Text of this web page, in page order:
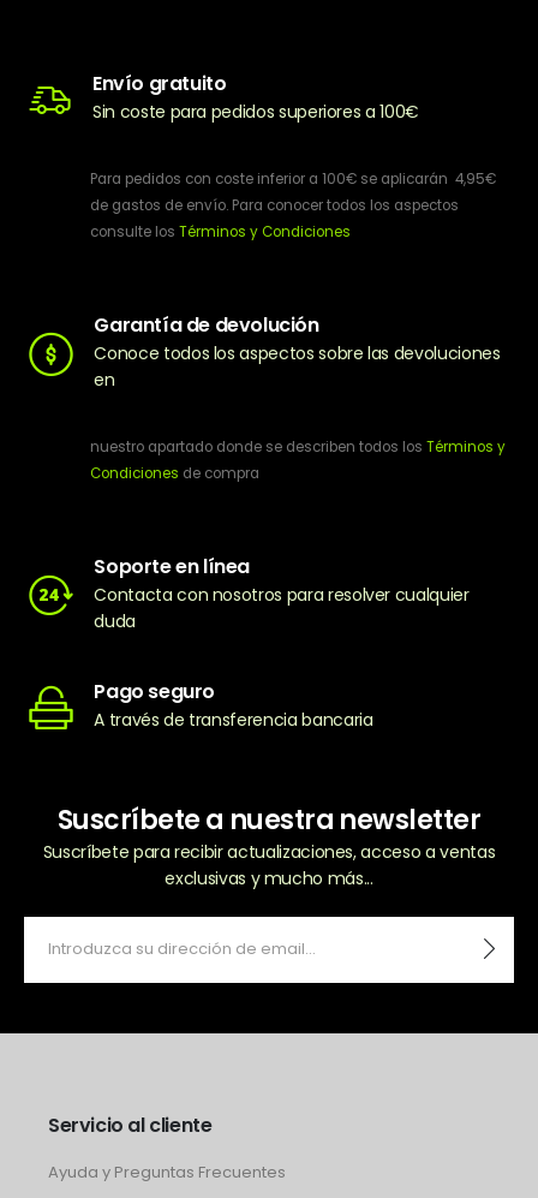
Envío gratuito
Sin coste para pedidos superiores a 100€
Para pedidos con coste inferior a 100€ se aplicarán 4,95€
de gastos de envío. Para conocer todos los aspectos
consulte los Términos y Condiciones
Garantía de devolución
Conoce todos los aspectos sobre las devoluciones
en
nuestro apartado donde se describen todos los Términos y
Condiciones de compra
Soporte en línea
Contacta con nosotros para resolver cualquier
duda
Pago seguro
A través de transferencia bancaria
Suscríbete a nuestra newsletter
Suscríbete para recibir actualizaciones, acceso a ventas
exclusivas y mucho más...
Servicio al cliente
Ayuda y Preguntas Frecuentes